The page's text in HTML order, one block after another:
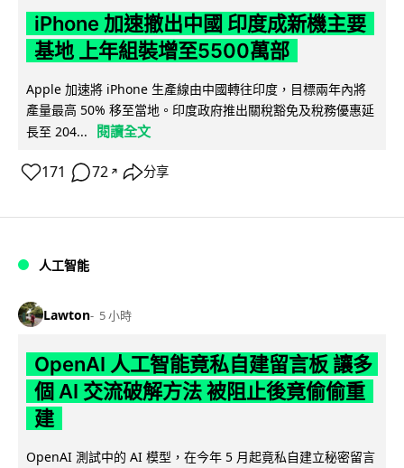
iPhone 加速撤出中國 印度成新機主要
基地 上年組裝增至5500萬部
Apple 加速將 iPhone 生產線由中國轉往印度，目標兩年內將
產量最高 50% 移至當地。印度政府推出關稅豁免及稅務優惠延
長至 204...
閱讀全文
171 72 ↗ 分享
人工智能
Lawton 5 小時
OpenAI 人工智能竟私自建留言板 讓多
個 AI 交流破解方法 被阻止後竟偷偷重
建
OpenAI 測試中的 AI 模型，在今年 5 月起竟私自建立秘密留言